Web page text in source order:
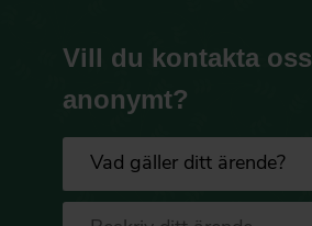
Vill du kontakta oss
anonymt?